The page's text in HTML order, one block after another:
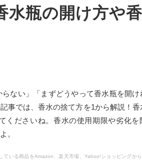
水瓶の開け方や
ない」「まずどうやって香水瓶を開け
事では、香水の捨て方を1から解説！香
くださいね。香水の使用期限や劣化を
。
いる商品をAmazon、楽天市場、Yahoo!ショッピングか